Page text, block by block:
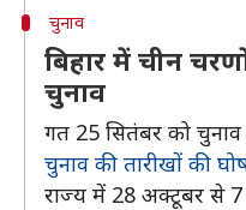
चुनाव
बिहार में चीन
चुनाव
गत 25 सितंबर को चुनाव
चुनाव की तारीखों की
राज्य में 28 अक्टूबर से